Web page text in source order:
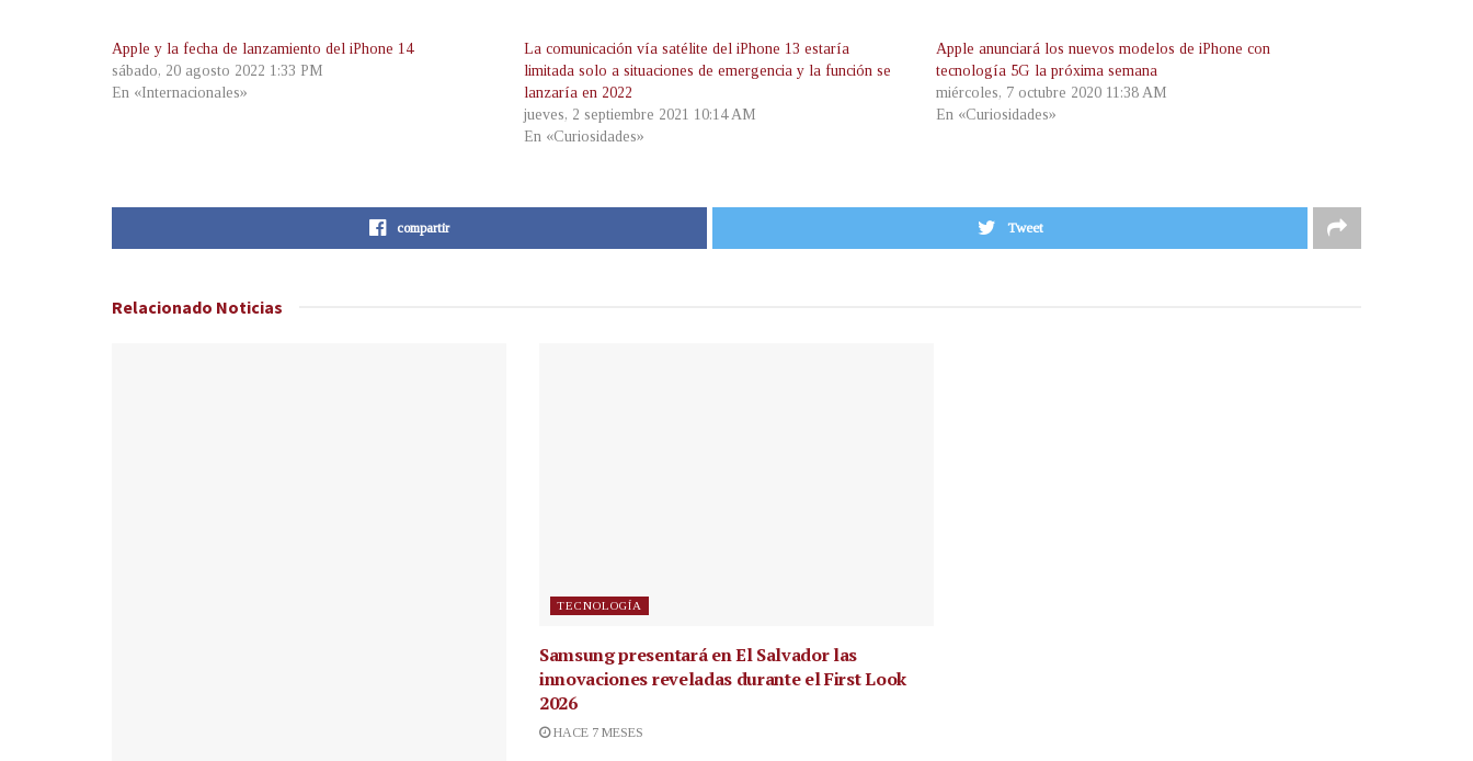
Apple y la fecha de lanzamiento del iPhone 14
sábado, 20 agosto 2022 1:33 PM
En «Internacionales»
La comunicación vía satélite del iPhone 13 estaría
limitada solo a situaciones de emergencia y la función se
lanzaría en 2022
jueves, 2 septiembre 2021 10:14 AM
En «Curiosidades»
Apple anunciará los nuevos modelos de iPhone con
tecnología 5G la próxima semana
miércoles, 7 octubre 2020 11:38 AM
En «Curiosidades»
compartir Tweet
Relacionado Noticias
TECNOLOGÍA
Samsung presentará en El Salvador las
innovaciones reveladas durante el First Look
2026
HACE 7 MESES